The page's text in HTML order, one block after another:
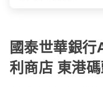
國泰世華銀
利商店 東港